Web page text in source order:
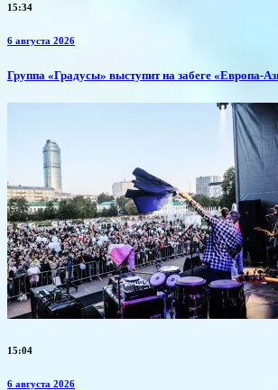
15:34
6 августа 2026
​Группа «Градусы» выступит на забеге «Европа-
15:04
6 августа 2026